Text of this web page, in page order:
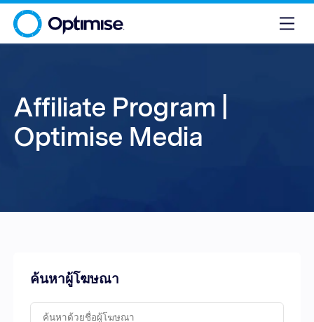
Affiliate Program |
Optimise Media
ค้นหาผู้โฆษณา